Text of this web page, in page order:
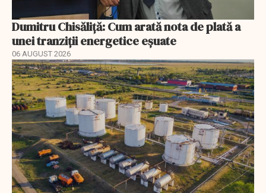
Dumitru Chisăliță: Cum arată nota de plată a
unei tranziții energetice eșuate
06 AUGUST 2026